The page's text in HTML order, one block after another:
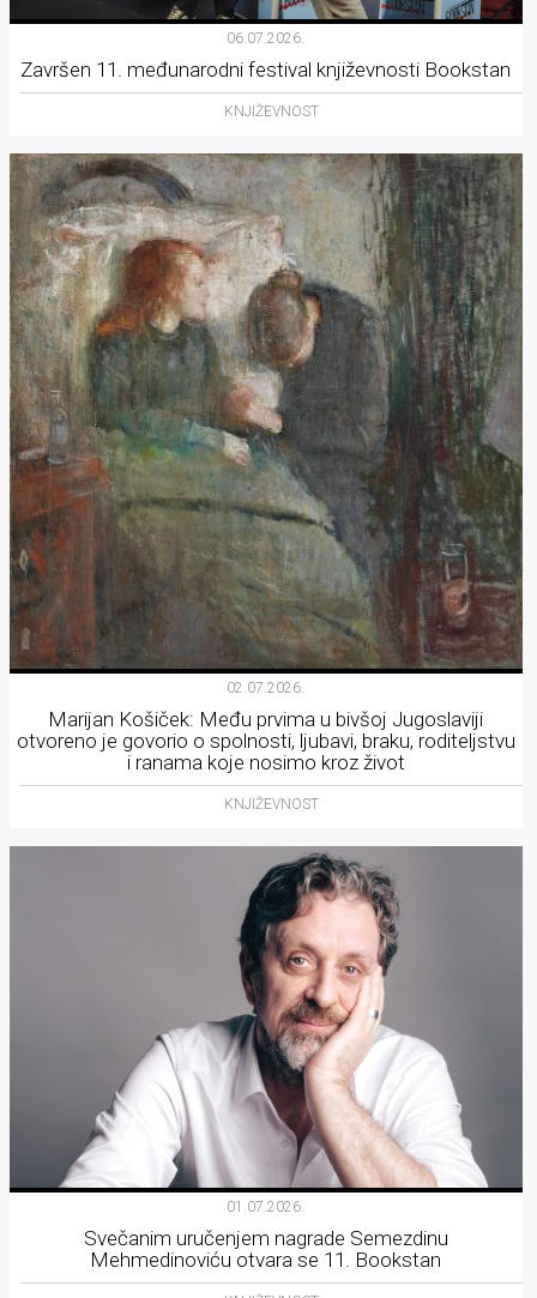
06.07.2026.
Završen 11. međunarodni festival književnosti Bookstan
KNJIŽEVNOST
02.07.2026.
Marijan Košiček: Među prvima u bivšoj Jugoslaviji
otvoreno je govorio o spolnosti, ljubavi, braku, roditeljstvu
i ranama koje nosimo kroz život
KNJIŽEVNOST
01.07.2026.
Svečanim uručenjem nagrade Semezdinu
Mehmedinoviću otvara se 11. Bookstan